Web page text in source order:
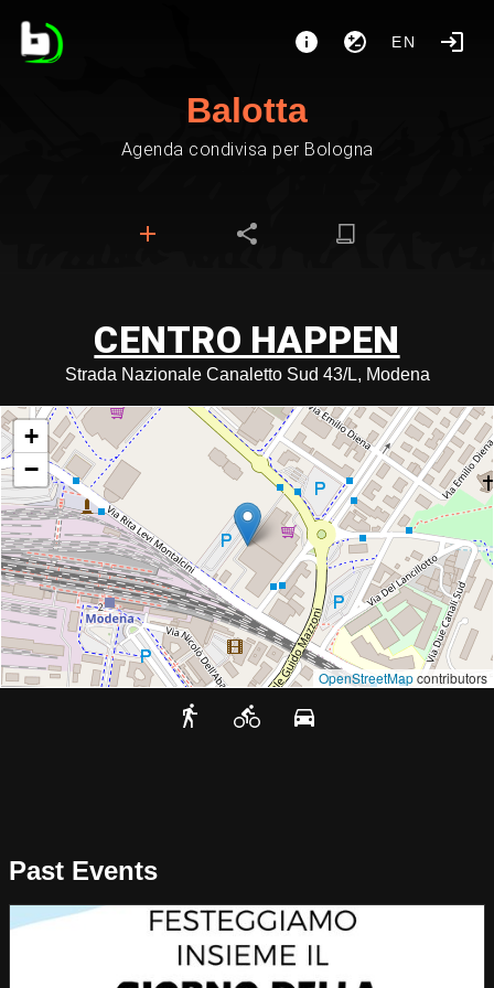
EN
Balotta
Agenda condivisa per Bologna
CENTRO HAPPEN
Strada Nazionale Canaletto Sud 43/L, Modena
+
−
OpenStreetMapcontributors
Past Events